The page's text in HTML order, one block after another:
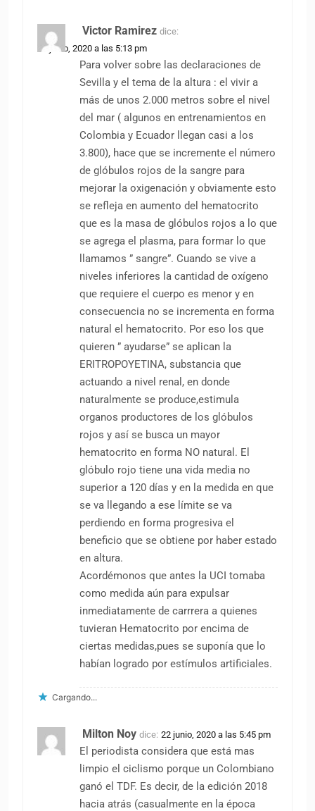
Victor Ramirez dice:
22 junio, 2020 a las 5:13 pm
Para volver sobre las declaraciones de
Sevilla y el tema de la altura : el vivir a
más de unos 2.000 metros sobre el nivel
del mar ( algunos en entrenamientos en
Colombia y Ecuador llegan casi a los
3.800), hace que se incremente el número
de glóbulos rojos de la sangre para
mejorar la oxigenación y obviamente esto
se refleja en aumento del hematocrito
que es la masa de glóbulos rojos a lo que
se agrega el plasma, para formar lo que
llamamos ” sangre”. Cuando se vive a
niveles inferiores la cantidad de oxígeno
que requiere el cuerpo es menor y en
consecuencia no se incrementa en forma
natural el hematocrito. Por eso los que
quieren ” ayudarse” se aplican la
ERITROPOYETINA, substancia que
actuando a nivel renal, en donde
naturalmente se produce,estimula
organos productores de los glóbulos
rojos y así se busca un mayor
hematocrito en forma NO natural. El
glóbulo rojo tiene una vida media no
superior a 120 días y en la medida en que
se va llegando a ese límite se va
perdiendo en forma progresiva el
beneficio que se obtiene por haber estado
en altura.
Acordémonos que antes la UCI tomaba
como medida aún para expulsar
inmediatamente de carrrera a quienes
tuvieran Hematocrito por encima de
ciertas medidas,pues se suponía que lo
habían logrado por estímulos artificiales.
Cargando...
Milton Noy dice: 22 junio, 2020 a las 5:45 pm
El periodista considera que está mas
limpio el ciclismo porque un Colombiano
ganó el TDF. Es decir, de la edición 2018
hacia atrás (casualmente en la época